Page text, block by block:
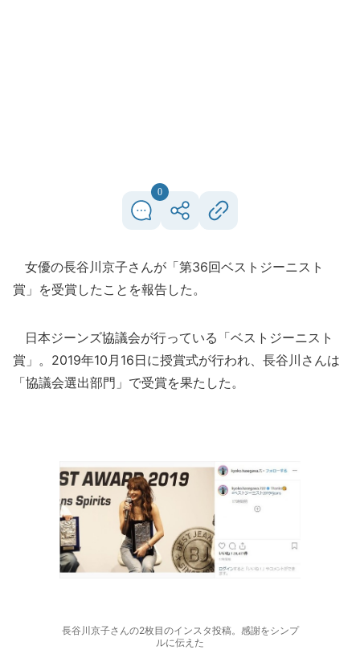
0
女優の長谷川京子さんが「第36回ベストジーニスト
賞」を受賞したことを報告した。
日本ジーンズ協議会が行っている「ベストジーニスト
賞」。2019年10月16日に授賞式が行われ、長谷川さんは
「協議会選出部門」で受賞を果たした。
長谷川京子さんの2枚目のインスタ投稿。感謝をシンプ
ルに伝えた